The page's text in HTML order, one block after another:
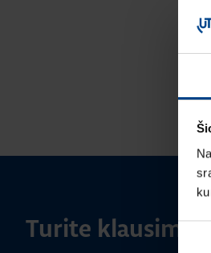
Turite klausimų?